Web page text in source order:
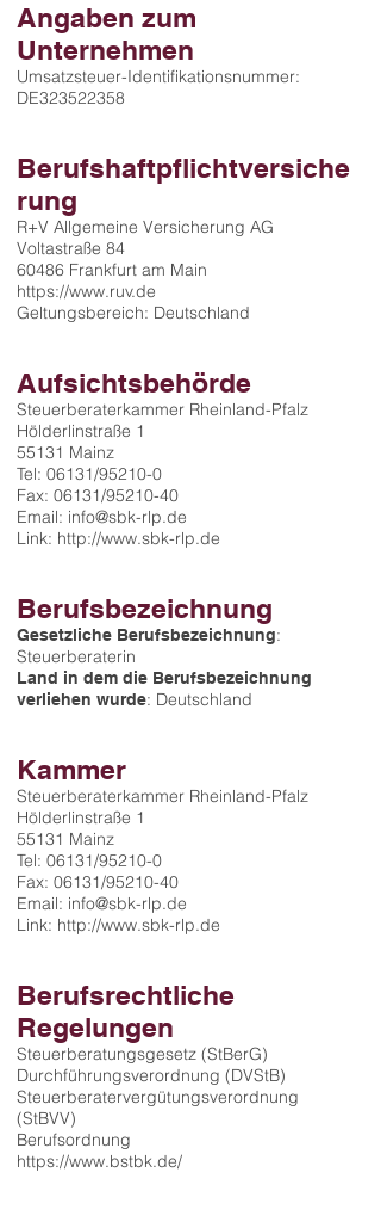
Angaben zum
Unternehmen
Umsatzsteuer-Identifikationsnummer:
DE323522358
Berufshaftpflichtversiche
rung
R+V Allgemeine Versicherung AG
Voltastraße 84
60486 Frankfurt am Main
https://www.ruv.de
Geltungsbereich: Deutschland
Aufsichtsbehörde
Steuerberaterkammer Rheinland-Pfalz
Hölderlinstraße 1
55131 Mainz
Tel: 06131/95210-0
Fax: 06131/95210-40
Email: info@sbk-rlp.de
Link: http://www.sbk-rlp.de
Berufsbezeichnung
Gesetzliche Berufsbezeichnung:
Steuerberaterin
Land in dem die Berufsbezeichnung
verliehen wurde: Deutschland
Kammer
Steuerberaterkammer Rheinland-Pfalz
Hölderlinstraße 1
55131 Mainz
Tel: 06131/95210-0
Fax: 06131/95210-40
Email: info@sbk-rlp.de
Link: http://www.sbk-rlp.de
Berufsrechtliche
Regelungen
Steuerberatungsgesetz (StBerG)
Durchführungsverordnung (DVStB)
Steuerberatervergütungsverordnung
(StBVV)
Berufsordnung
https://www.bstbk.de/